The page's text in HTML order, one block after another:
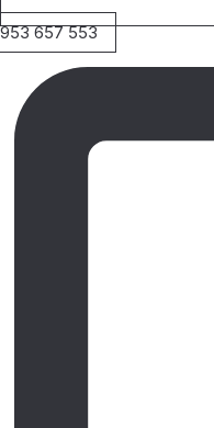
953 657 553